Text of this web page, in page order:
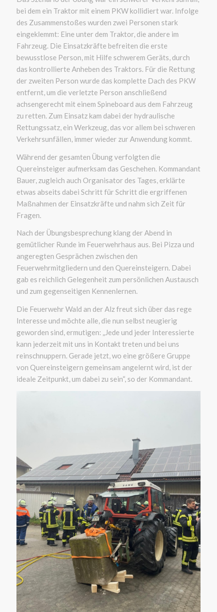
bei dem ein Traktor mit einem PKW kollidiert war. Infolge
des Zusammenstoßes wurden zwei Personen stark
eingeklemmt: Eine unter dem Traktor, die andere im
Fahrzeug. Die Einsatzkräfte befreiten die erste
bewusstlose Person, mit Hilfe schwerem Geräts, durch
das kontrollierte Anheben des Traktors. Für die Rettung
der zweiten Person wurde das komplette Dach des PKW
entfernt, um die verletzte Person anschließend
achsengerecht mit einem Spineboard aus dem Fahrzeug
zu retten. Zum Einsatz kam dabei der hydraulische
Rettungssatz, ein Werkzeug, das vor allem bei schweren
Verkehrsunfällen, immer wieder zur Anwendung kommt.
Während der gesamten Übung verfolgten die
Quereinsteiger aufmerksam das Geschehen. Kommandant
Bauer, zugleich auch Organisator des Tages, erklärte
etwas abseits dabei Schritt für Schritt die ergriffenen
Maßnahmen der Einsatzkräfte und nahm sich Zeit für
Fragen.
Nach der Übungsbesprechung klang der Abend in
gemütlicher Runde im Feuerwehrhaus aus. Bei Pizza und
angeregten Gesprächen zwischen den
Feuerwehrmitgliedern und den Quereinsteigern. Dabei
gab es reichlich Gelegenheit zum persönlichen Austausch
und zum gegenseitigen Kennenlernen.
Die Feuerwehr Wald an der Alz freut sich über das rege
Interesse und möchte alle, die nun selbst neugierig
geworden sind, ermutigen: „Jede und jeder Interessierte
kann jederzeit mit uns in Kontakt treten und bei uns
reinschnuppern. Gerade jetzt, wo eine größere Gruppe
von Quereinsteigern gemeinsam angelernt wird, ist der
ideale Zeitpunkt, um dabei zu sein“, so der Kommandant.